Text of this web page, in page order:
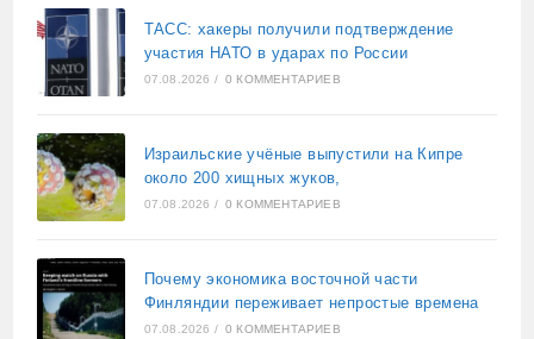
ТАСС: хакеры получили подтверждение
участия НАТО в ударах по России
07.08.2026 / 0 КОММЕНТАРИЕВ
Израильские учёные выпустили на Кипре
около 200 хищных жуков,
07.08.2026 / 0 КОММЕНТАРИЕВ
Почему экономика восточной части
Финляндии переживает непростые времена
07.08.2026 / 0 КОММЕНТАРИЕВ